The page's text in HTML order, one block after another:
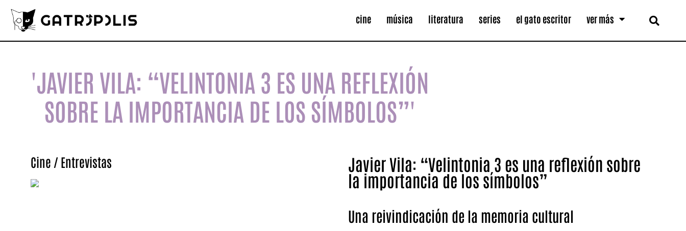
cine música literatura series el gato escritor ver más
'JAVIER VILA: “VELINTONIA 3 ES UNA REFLEXIÓN
SOBRE LA IMPORTANCIA DE LOS SÍMBOLOS”'
Cine /Entrevistas Javier Vila: “Velintonia 3 es una reflexión sobre
la importancia de los símbolos”
Una reivindicación de la memoria cultural